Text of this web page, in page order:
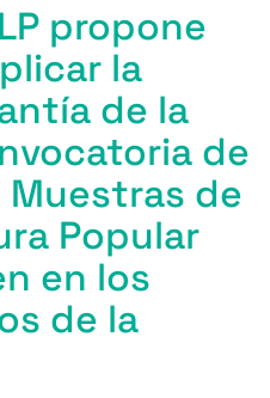
propone
la
de la
de
Muestras de
Popular
en los
de la